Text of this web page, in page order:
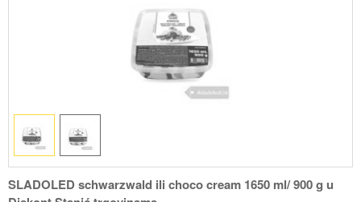
SLADOLED schwarzwald ili choco cream 1650 ml/ 900 g u